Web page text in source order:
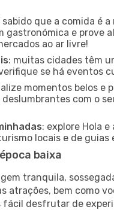
sabido que a comida é
e prove
ao ar livre!
: muitas cidades têm
se há eventos
momentos belos e
com o
: explore Hola
locais e de
baixa
tranquila,
atrações, bem como
desfrutar de